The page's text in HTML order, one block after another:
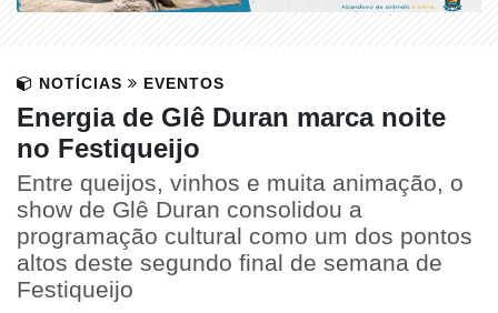
NOTÍCIAS EVENTOS
Energia de Glê Duran marca noite
no Festiqueijo
Entre queijos, vinhos e muita animação, o
show de Glê Duran consolidou a
programação cultural como um dos pontos
altos deste segundo final de semana de
Festiqueijo